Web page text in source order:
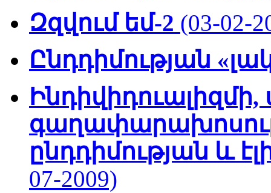
Զզվում եմ-2 (03-02-
Ընդդիմության
ընդդիմության և
07-2009)